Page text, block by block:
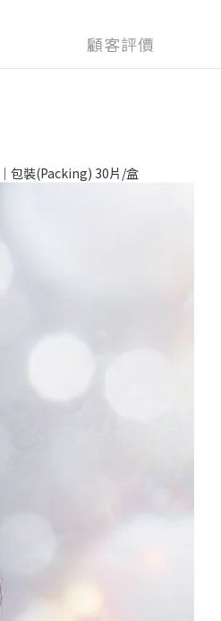
顧客評價
包裝(Packing) 30片/盒